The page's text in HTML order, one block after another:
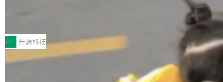
不完。」5T 来自免费额度，3T 来自 Go...
ve JH71XX 的设备，例如 VisionFive 2、PINE
64 STAR64，以及 QEMU。 增强了对 POSIX.1
-2024 和 C23 编程接口标准的兼容性。 compat
_linux(8) 增强了对 Linux 系统调用的支持，包
案
享会在上海举办。鸿蒙生态的全场景智慧营销平
台鲸鸿动能协同华为游戏中心，面向游戏行业开
发者及生态伙伴，系统呈现了平台在游戏领域的
完整能力版图——从IAP高价值用户的全周期经
开 开源科技
技嘉X3D系列再添新成员 B850 AORU
面向AMD Ryzen X3D处理器玩家，技嘉X3D系